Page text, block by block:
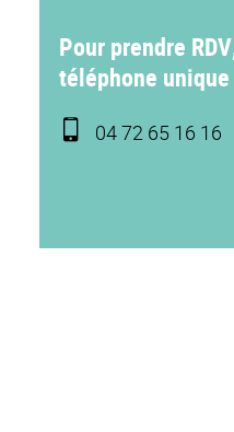
Pour prendre
téléphone unique
04 72 65 16 16